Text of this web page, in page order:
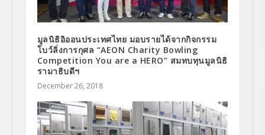
มูลนิธิอิออนประเทศไทย มอบรายได้จากกิจกรรม
โบว์ลิ่งการกุศล “AEON Charity Bowling
Competition You are a HERO” สมทบทุนมูลนิธิ
รามาธิบดีฯ
December 26, 2018